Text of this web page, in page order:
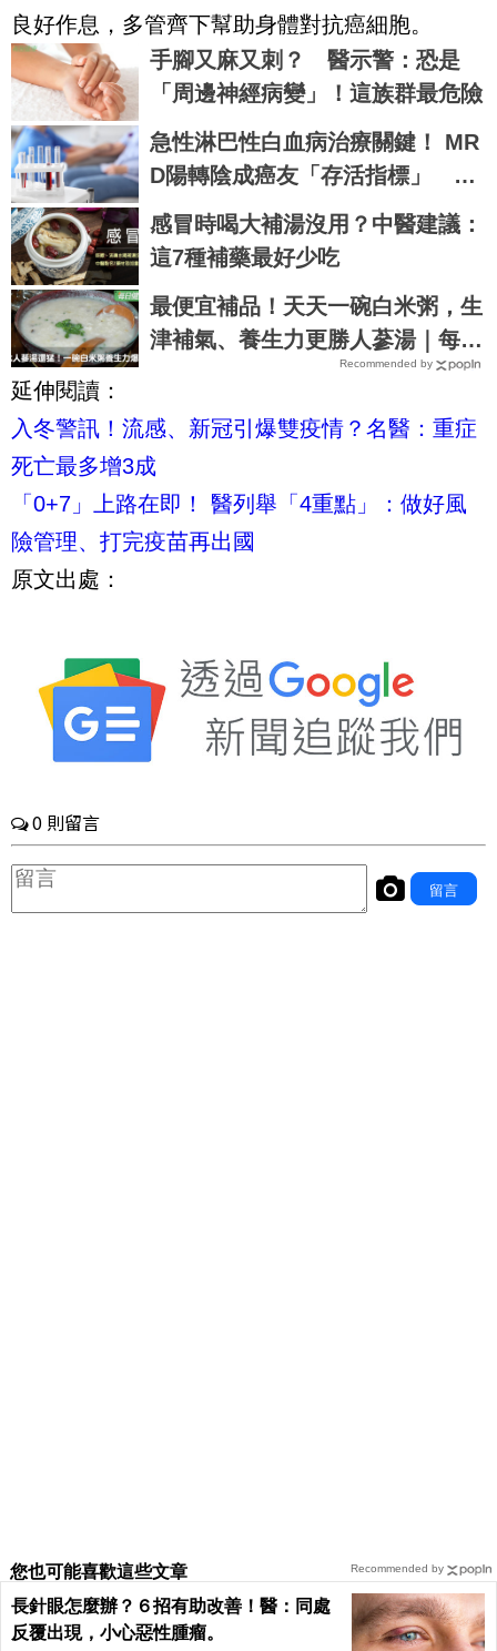
良好作息，多管齊下幫助身體對抗癌細胞。
手腳又麻又刺？ 醫示警：恐是
「周邊神經病變」！這族群最危險
急性淋巴性白血病治療關鍵！ MR
D陽轉陰成癌友「存活指標」
醫：復發死亡風險差7成
感冒時喝大補湯沒用？中醫建議：
這7種補藥最好少吃
最便宜補品！天天一碗白米粥，生
津補氣、養生力更勝人蔘湯｜每日
Recommended by
延伸閱讀：
入冬警訊！流感、新冠引爆雙疫情？名醫：重症
死亡最多增3成
「0+7」上路在即！ 醫列舉「4重點」：做好風
險管理、打完疫苗再出國
原文出處：
您也可能喜歡這些文章
長針眼怎麼辦？６招有助改善！醫：同處
反覆出現，小心惡性腫瘤。
Recommended by